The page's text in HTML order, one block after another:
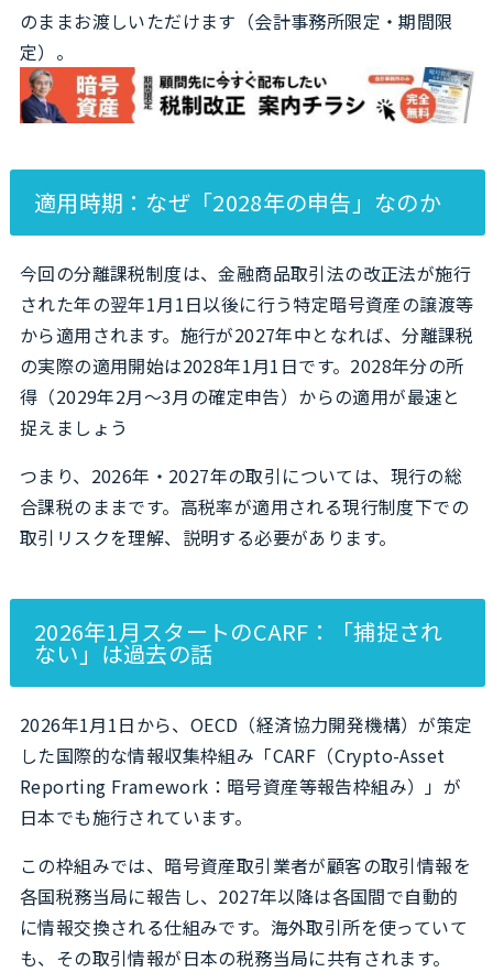
のままお渡しいただけます（会計事務所限定・期間限
定）。
適用時期：なぜ「2028年の申告」なのか
今回の分離課税制度は、金融商品取引法の改正法が施行
された年の翌年1月1日以後に行う特定暗号資産の譲渡等
から適用されます。施行が2027年中となれば、分離課税
の実際の適用開始は2028年1月1日です。2028年分の所
得（2029年2月〜3月の確定申告）からの適用が最速と
捉えましょう
つまり、2026年・2027年の取引については、現行の総
合課税のままです。高税率が適用される現行制度下での
取引リスクを理解、説明する必要があります。
2026年1月スタートのCARF：「捕捉され
ない」は過去の話
2026年1月1日から、OECD（経済協力開発機構）が策定
した国際的な情報収集枠組み「CARF（Crypto-Asset
Reporting Framework：暗号資産等報告枠組み）」が
日本でも施行されています。
この枠組みでは、暗号資産取引業者が顧客の取引情報を
各国税務当局に報告し、2027年以降は各国間で自動的
に情報交換される仕組みです。海外取引所を使っていて
も、その取引情報が日本の税務当局に共有されます。